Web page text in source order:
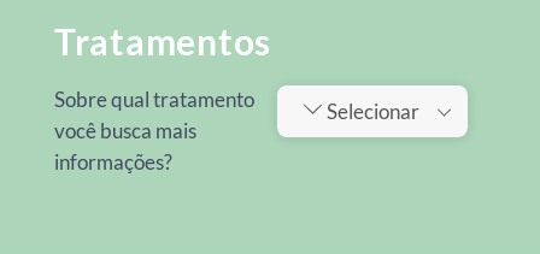
Tratamentos
Sobre qual tratamento
você busca mais
informações?
Selecionar